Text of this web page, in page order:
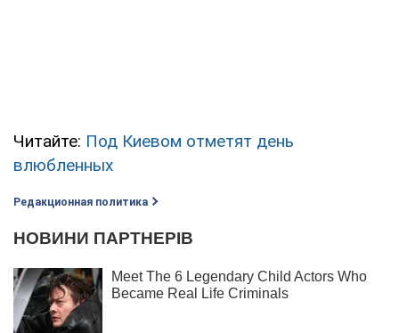
Читайте: Под Киевом отметят день
влюбленных
Редакционная политика